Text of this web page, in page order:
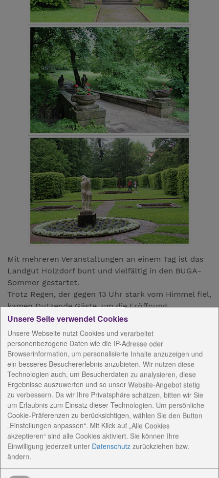
Mit mehreren Veranstaltungen an einem Tag ist das
Landgut Holzdorf bunt und vielfältig in den BUGA-
Sommer gestartet.
Trotz Regen, der gegen 13 Uhr stark vom Himmel fiel,
kamen Dutzende Gäste, um die Eröffnung
des Skulpturenparkes mitzuerleben, die Präsentation
der Videoinstallation „Holzdorf Alben“ als erste zu
sehen und unter dem Titel Picknick-Club einen
Schlemmer-Korb zu probieren.
Das Landgut Holzdorf hat sich in den vergangenen
Monaten gewandelt und setzt mit
Kunstwerken, Lichtinstallationen und
Parkgestaltungen neue Kontraste im reizvollen
Landschaftspark. In Kooperation mit der Galerie
Profil aus Weimar wurden die sonst leerstehenden
Sockel des Parks mit zeitgenössischer Kunst
ausgestattet. Bis zum 10.10.2021 bereichern die
Unsere Seite verwendet Cookies
Unsere Webseite nutzt Cookies und verarbeitet
personenbezogene Daten wie die IP-Adresse oder
Browserinformation, um personalisierte Inhalte anzuzeigen und
ein besseres Besuchererlebnis anzubieten. Wir nutzen diese
Technologien auch, um Besucherdaten zu analysieren, diese
Ergebnisse auszuwerten und so unser Website-Angebot stetig
zu verbessern. Da wir Ihre Privatsphäre schätzen, bitten wir Sie
um Erlaubnis zum Einsatz dieser Technologien. Um persönliche
Cookie-Präferenzen zu berücksichtigen, wählen Sie den Button
„Einstellungen anpassen“. Mit Klick auf „Alle Cookies
akzeptieren“ sind alle Cookies aktiviert. Sie können Ihre
Einwilligung jederzeit unter Datenschutz zurückziehen bzw.
ändern.